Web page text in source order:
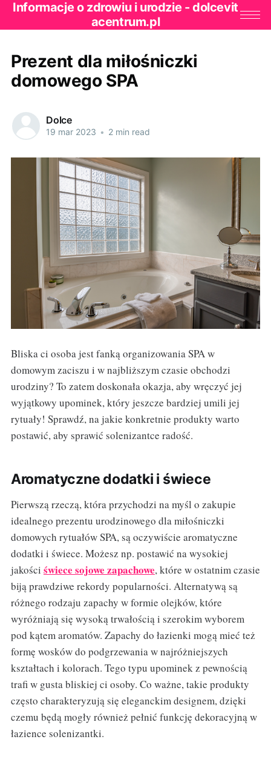
Informacje o zdrowiu i urodzie - dolcevit
acentrum.pl
Prezent dla miłośniczki
domowego SPA
Dolce
19 mar 2023 • 2 min read
Bliska ci osoba jest fanką organizowania SPA w
domowym zaciszu i w najbliższym czasie obchodzi
urodziny? To zatem doskonała okazja, aby wręczyć jej
wyjątkowy upominek, który jeszcze bardziej umili jej
rytuały! Sprawdź, na jakie konkretnie produkty warto
postawić, aby sprawić solenizantce radość.
Aromatyczne dodatki i świece
Pierwszą rzeczą, która przychodzi na myśl o zakupie
idealnego prezentu urodzinowego dla miłośniczki
domowych rytuałów SPA, są oczywiście aromatyczne
dodatki i świece. Możesz np. postawić na wysokiej
jakości świece sojowe zapachowe, które w ostatnim czasie
biją prawdziwe rekordy popularności. Alternatywą są
różnego rodzaju zapachy w formie olejków, które
wyróżniają się wysoką trwałością i szerokim wyborem
pod kątem aromatów. Zapachy do łazienki mogą mieć też
formę wosków do podgrzewania w najróżniejszych
kształtach i kolorach. Tego typu upominek z pewnością
trafi w gusta bliskiej ci osoby. Co ważne, takie produkty
często charakteryzują się eleganckim designem, dzięki
czemu będą mogły również pełnić funkcję dekoracyjną w
łazience solenizantki.